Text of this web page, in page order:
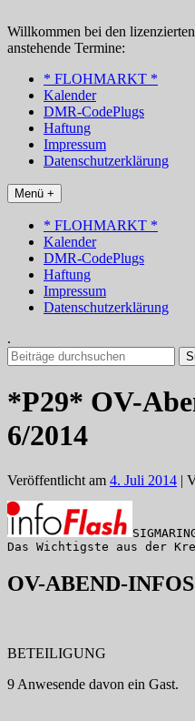
Inhalt
springen
Willkommen bei den
anstehende Termine:
* FLOHMARKT *
Kalender
DMR-CodePlugs
Haftung
Impressum
Datenschutzerklärung
Menü +
* FLOHMARKT *
Kalender
DMR-CodePlugs
Haftung
Impressum
Datenschutzerklärung
.
Suchen
nach:
*P29* OV-
6/2014
Veröffentlicht am 4. Juli 2014 |
Das Wichtigste aus der
OV-ABEND-
BETEILIGUNG
9 Anwesende davon ein Gast.